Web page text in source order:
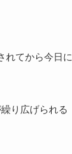
れてから今日に
り広げられる